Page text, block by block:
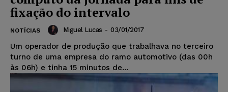
fixação do intervalo
NOTÍCIAS Miguel Lucas - 03/01/2017
Um operador de produção que trabalhava no terceiro
turno de uma empresa do ramo automotivo (das 00h
às 06h) e tinha 15 minutos de...